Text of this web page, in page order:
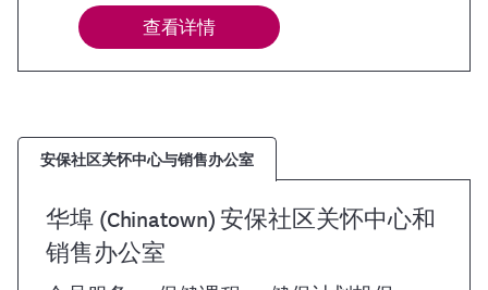
查看详情
安保社区关怀中心与销售办公室
华埠 (Chinatown) 安保社区关怀中心和
销售办公室